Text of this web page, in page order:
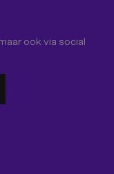
ook via social